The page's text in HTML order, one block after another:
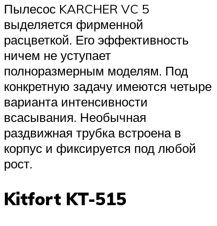
Пылесос KARCHER VC 5
выделяется фирменной
расцветкой. Его эффективность
ничем не уступает
полноразмерным моделям. Под
конкретную задачу имеются четыре
варианта интенсивности
всасывания. Необычная
раздвижная трубка встроена в
корпус и фиксируется под любой
рост.
Kitfort KT-515